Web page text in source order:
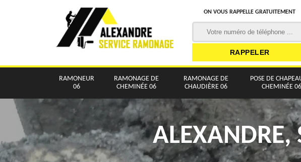
ON VOUS RAPPELLE GRATUITEMENT
RAMONEUR
06
RAMONAGE DE
CHEMINÉE 06
RAMONAGE DE
CHAUDIÈRE 06
POSE DE
CHEMINÉE 06
ALEXANDRE,